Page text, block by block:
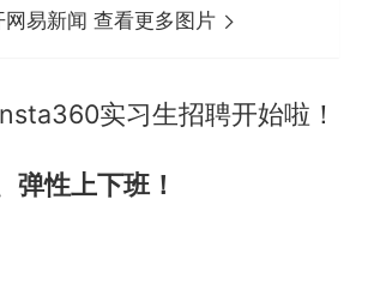
网易新闻 查看更多图片
实习生招聘开始啦！
弹性上下班！